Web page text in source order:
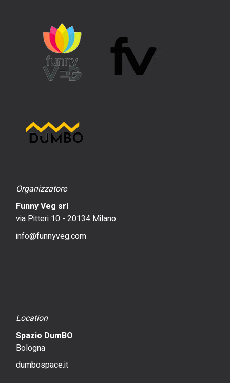
Organizzatore
Funny Veg srl
via Pitteri 10 - 20134 Milano
info@funnyveg.com
Location
Spazio DumBO
Bologna
dumbospace.it